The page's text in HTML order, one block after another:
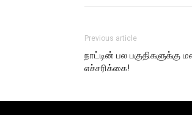
Previous article
நாட்டின் பல பகுதிகளுக்கு
எச்சரிக்கை!